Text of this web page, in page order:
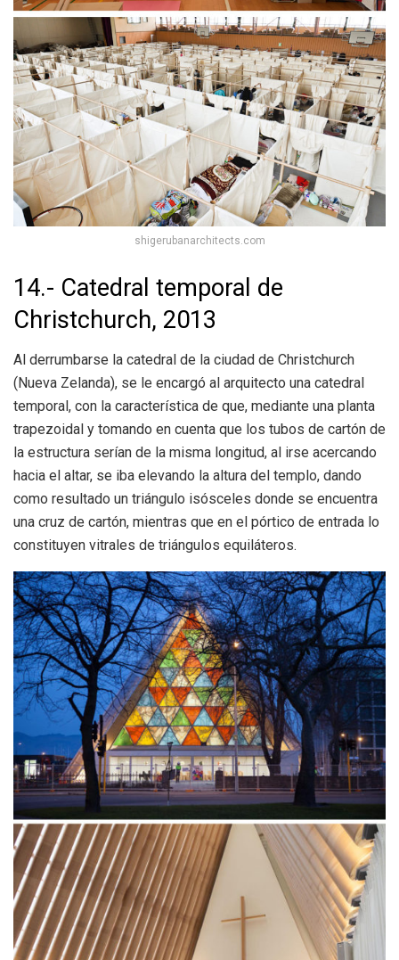
shigerubanarchitects.com
14.- Catedral temporal de
Christchurch, 2013
Al derrumbarse la catedral de la ciudad de Christchurch
(Nueva Zelanda), se le encargó al arquitecto una catedral
temporal, con la característica de que, mediante una planta
trapezoidal y tomando en cuenta que los tubos de cartón de
la estructura serían de la misma longitud, al irse acercando
hacia el altar, se iba elevando la altura del templo, dando
como resultado un triángulo isósceles donde se encuentra
una cruz de cartón, mientras que en el pórtico de entrada lo
constituyen vitrales de triángulos equiláteros.